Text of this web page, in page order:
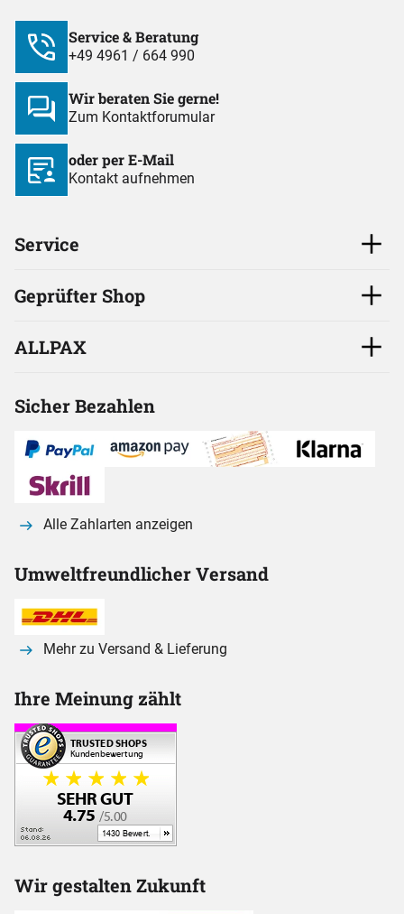
Service & Beratung
+49 4961 / 664 990
Wir beraten Sie gerne!
Zum Kontaktforumular
oder per E-Mail
Kontakt aufnehmen
Service
Geprüfter Shop
ALLPAX
Sicher Bezahlen
Alle Zahlarten anzeigen
Umweltfreundlicher Versand
Mehr zu Versand & Lieferung
Ihre Meinung zählt
Wir gestalten Zukunft